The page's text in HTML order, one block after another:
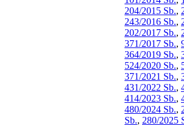
204/2015 Sb.,
243/2016 Sb.,
202/2017 Sb.,
371/2017 Sb.,
364/2019 Sb.,
524/2020 Sb.,
371/2021 Sb.,
431/2022 Sb.,
414/2023 Sb.,
480/2024 Sb.,
Sb., 280/2025